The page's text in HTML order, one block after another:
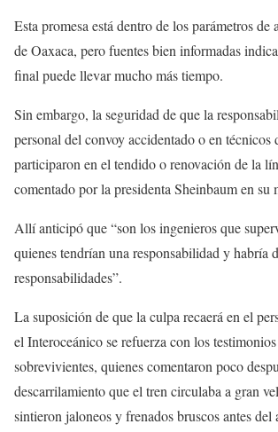
Esta promesa está dentro de los parámetros de
de Oaxaca, pero fuentes bien informadas
final puede llevar mucho más tiempo.
Sin embargo, la seguridad de que la
personal del convoy accidentado o en técnicos
participaron en el tendido o renovación de la
comentado por la presidenta Sheinbaum en su
Allí anticipó que “son los ingenieros que
quienes tendrían una responsabilidad y habría
responsabilidades”.
La suposición de que la culpa recaerá en el
el Interoceánico se refuerza con los
sobrevivientes, quienes comentaron poco
descarrilamiento que el tren circulaba a gran
sintieron jaloneos y frenados bruscos antes del